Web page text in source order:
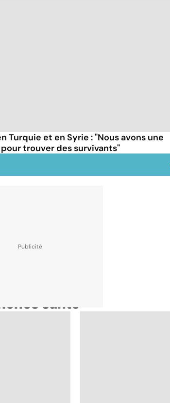
Turquie et en Syrie : "Nous avons une
trouver des survivants"
santé